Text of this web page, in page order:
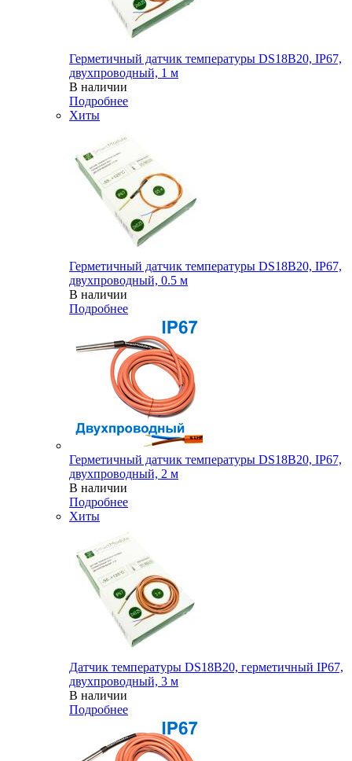
Герметичный датчик температуры DS18B20, IP67,
двухпроводный, 1 м
В наличии
Подробнее
Хиты
Герметичный датчик температуры DS18B20, IP67,
двухпроводный, 0.5 м
В наличии
Подробнее
Герметичный датчик температуры DS18B20, IP67,
двухпроводный, 2 м
В наличии
Подробнее
Хиты
Датчик температуры DS18B20, герметичный IP67,
двухпроводный, 3 м
В наличии
Подробнее